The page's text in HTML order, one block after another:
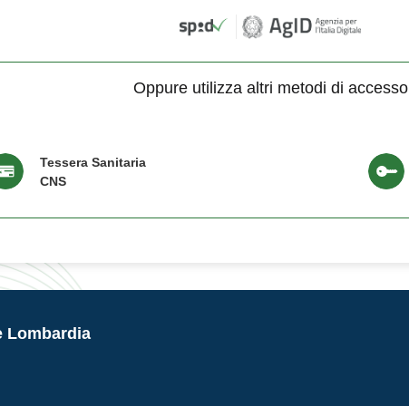
Oppure utilizza altri metodi di accesso
Tessera Sanitaria
CNS
Lombardia